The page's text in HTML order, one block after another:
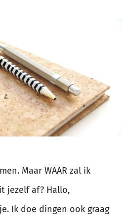
Maar WAAR zal ik
jezelf af? Hallo,
Ik doe dingen ook graag